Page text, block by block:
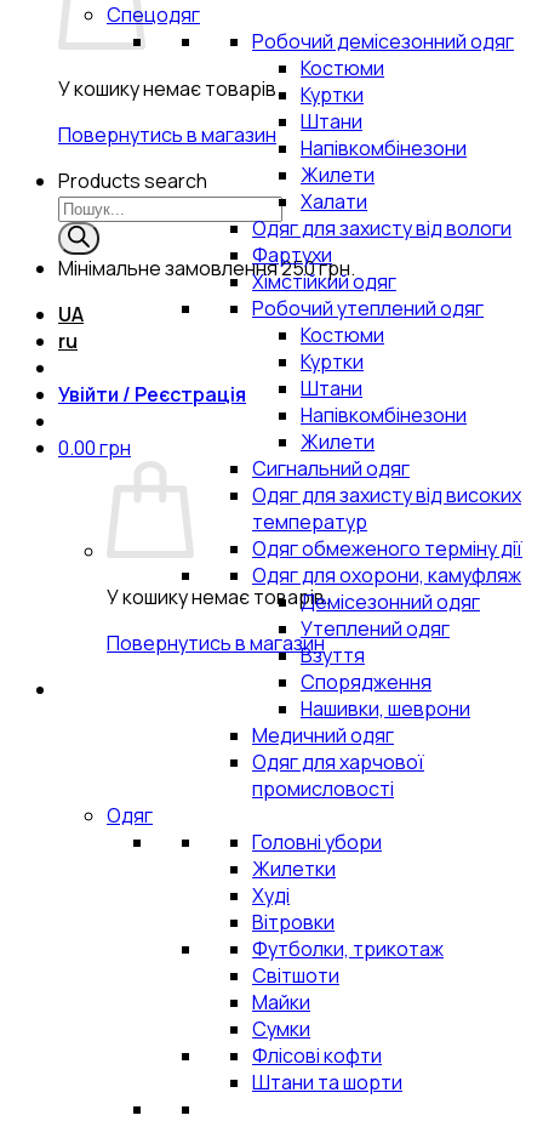
У кошику немає товарів.
Повернутись в магазин
Products search
Мінімальне замовлення250 грн.
UA
ru
Увійти / Реєстрація
0.00грн
У кошику немає товарів.
Повернутись в магазин
Спецодяг
Робочий демісезонний одяг
Костюми
Куртки
Штани
Напівкомбінезони
Жилети
Халати
Одяг для захисту від вологи
Фартухи
Хімстійкий одяг
Робочий утеплений одяг
Костюми
Куртки
Штани
Напівкомбінезони
Жилети
Сигнальний одяг
Одяг для захисту від високих
температур
Одяг обмеженого терміну дії
Одяг для охорони, камуфляж
Демісезонний одяг
Утеплений одяг
Взуття
Спорядження
Нашивки, шеврони
Медичний одяг
Одяг для харчової
промисловості
Одяг
Головні убори
Жилетки
Худі
Вітровки
Футболки, трикотаж
Світшоти
Майки
Сумки
Флісові кофти
Штани та шорти